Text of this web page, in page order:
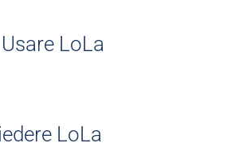
Usare LoLa
LoLa